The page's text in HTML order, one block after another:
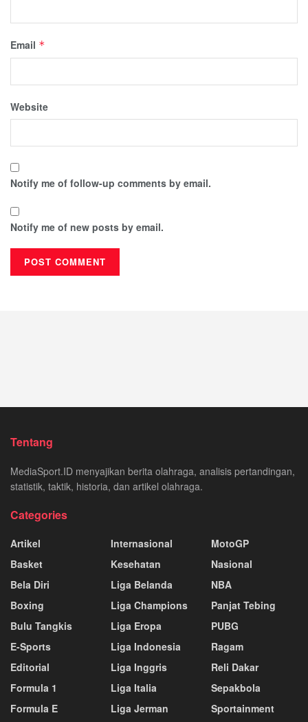
Email *
Website
Notify me of follow-up comments by email.
Notify me of new posts by email.
Tentang
MediaSport.ID menyajikan berita olahraga, analisis pertandingan,
statistik, taktik, historia, dan artikel olahraga.
Categories
Artikel
Basket
Bela Diri
Boxing
Bulu Tangkis
E-Sports
Editorial
Formula 1
Formula E
Internasional
Kesehatan
Liga Belanda
Liga Champions
Liga Eropa
Liga Indonesia
Liga Inggris
Liga Italia
Liga Jerman
MotoGP
Nasional
NBA
Panjat Tebing
PUBG
Ragam
Reli Dakar
Sepakbola
Sportainment